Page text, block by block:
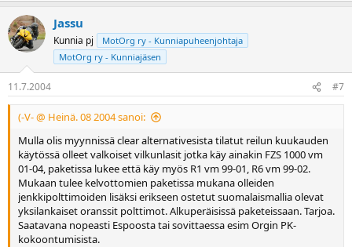
Jassu
Kunnia pj
MotOrg ry - Kunniapuheenjohtaja
MotOrg ry - Kunniajäsen
11.7.2004 #7
(-V- @ Heinä. 08 2004 sanoi:
Mulla olis myynnissä clear alternativesista tilatut reilun kuukauden
käytössä olleet valkoiset vilkunlasit jotka käy ainakin FZS 1000 vm
01-04, paketissa lukee että käy myös R1 vm 99-01, R6 vm 99-02.
Mukaan tulee kelvottomien paketissa mukana olleiden
jenkkipolttimoiden lisäksi erikseen ostetut suomalaismallia olevat
yksilankaiset oranssit polttimot. Alkuperäisissä paketeissaan. Tarjoa.
Saatavana nopeasti Espoosta tai sovittaessa esim Orgin PK-
kokoontumisista.